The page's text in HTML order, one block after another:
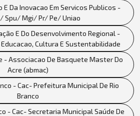
Da Inovacao Em Servicos Publicos -
Spu/ Mgi/ Pr/ Pe/ Uniao
E Do Desenvolvimento Regional -
Cultura E Sustentabilidade
- Associacao De Basquete Master Do
Acre (abmac)
- Cac- Prefeitura Municipal De Rio
Branco
- Cac- Secretaria Municipal Saúde De